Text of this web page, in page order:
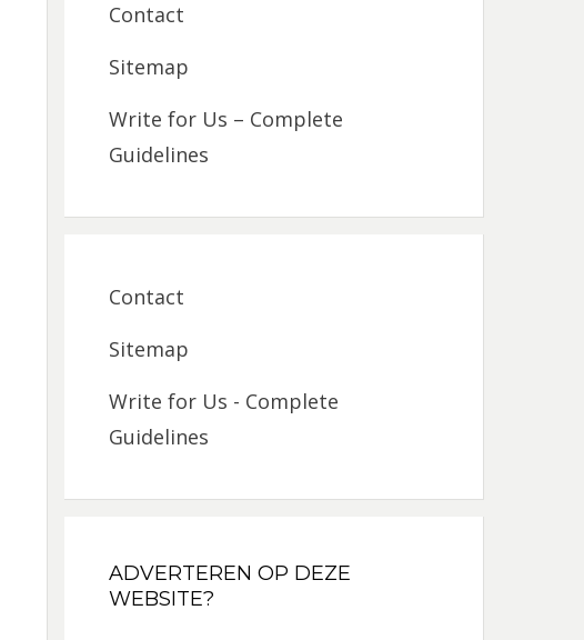
Contact
Sitemap
Write for Us – Complete
Guidelines
Contact
Sitemap
Write for Us - Complete
Guidelines
ADVERTEREN OP DEZE
WEBSITE?